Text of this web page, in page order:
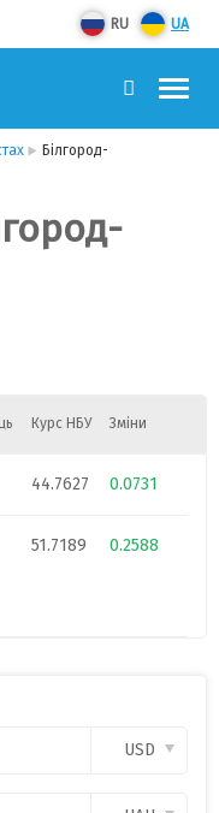
RU UA
Білгород-
Курс НБУ Зміни
44.7627 0.0731
51.7189 0.2588
USD